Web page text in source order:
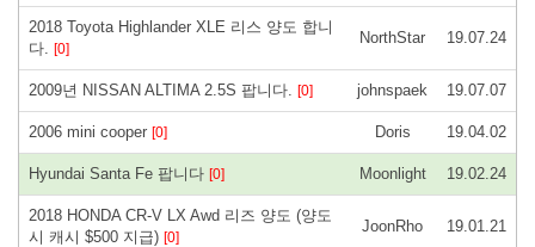
2018 Toyota Highlander XLE 리스 양도 합니
다. [0]
NorthStar 19.07.24
2009년 NISSAN ALTIMA 2.5S 팝니다. [0] johnspaek 19.07.07
2006 mini cooper [0] Doris 19.04.02
Hyundai Santa Fe 팝니다 [0] Moonlight 19.02.24
2018 HONDA CR-V LX Awd 리즈 양도 (양도
시 캐시 $500 지급) [0]
JoonRho 19.01.21